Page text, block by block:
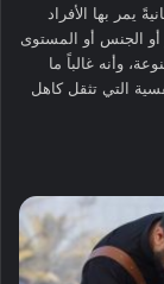
يمر بها الأفراد
الجنس أو المستوى
وأنه غالباً ما
التي تثقل كاهل